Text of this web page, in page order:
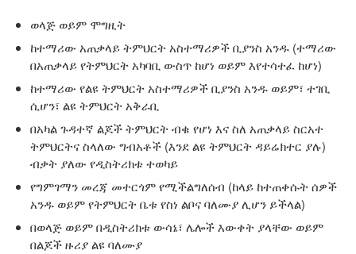
ወላጅ ወይም ሞግዚት
ከተማሪው አጠቃላይ ትምህርት አስተማሪዎች ቢያንስ አንዱ (ተማሪው
በአጠቃላይ የትምህርት አካባቢ ውስጥ ከሆነ ወይም እየተሳተፈ ከሆነ)
ከተማሪው የልዩ ትምህርት አስተማሪዎች ቢያንስ አንዱ ወይም፣ ተገቢ
ሲሆን፣ ልዩ ትምህርት አቅራቢ
በአካል ጉዳተኛ ልጆች ትምህርት ብቁ የሆነ እና ስለ አጠቃላይ ስርአተ
ትምህርትና ስላለው ግብአቶች (እንደ ልዩ ትምህርት ዳይሬክተር ያሉ)
ብቃት ያለው የዲስትሪክቱ ተወካይ
የግምገማን መረጃ መተርጎም የሚችልግለሰብ (ከላይ ከተጠቀሱት ሰዎች
አንዱ ወይም የትምህርት ቤቱ የስነ ልቦና ባለሙያ ሊሆን ይችላል)
በወላጅ ወይም በዲስትሪክቱ ውሳኔ፣ ሌሎች እውቀት ያላቸው ወይም
በልጆች ዙሪያ ልዩ ባለሙያ